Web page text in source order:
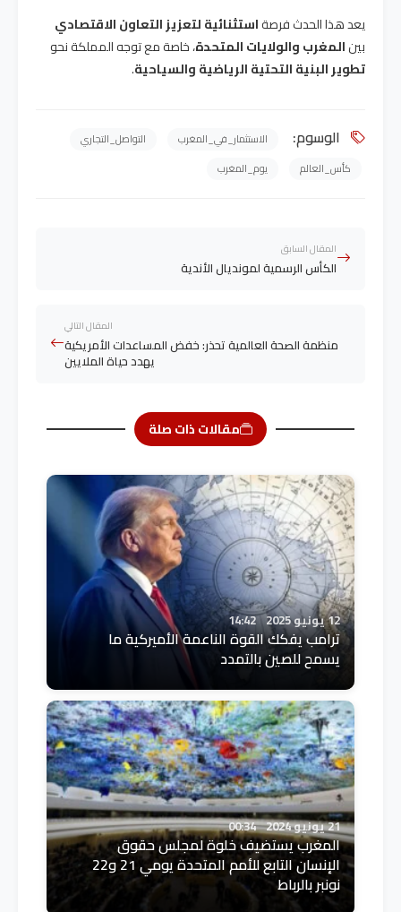
يعد هذا الحدث فرصةاستثنائية لتعزيز التعاون الاقتصادي
بينالمغرب والولايات المتحدة، خاصة مع توجه المملكة نحو
تطوير البنية التحتية الرياضية والسياحية.
الوسوم: الاستثمار_في_المغرب
التواصل_التجاري
كأس_العالم
يوم_المغرب
المقال السابق
الكأس الرسمية لمونديال الأندية
المقال التالي
منظمة الصحة العالمية تحذر: خفض المساعدات الأمريكية
يهدد حياة الملايين
مقالات ذات صلة
12 يونيو 2025 14:42
ترامب يفكك القوة الناعمة الأميركية ما
يسمح للصين بالتمدد
21 يونيو 2024 00:34
المغرب يستضيف خلوة لمجلس حقوق
الإنسان التابع للأمم المتحدة يومي 21 و22
نونبر بالرباط